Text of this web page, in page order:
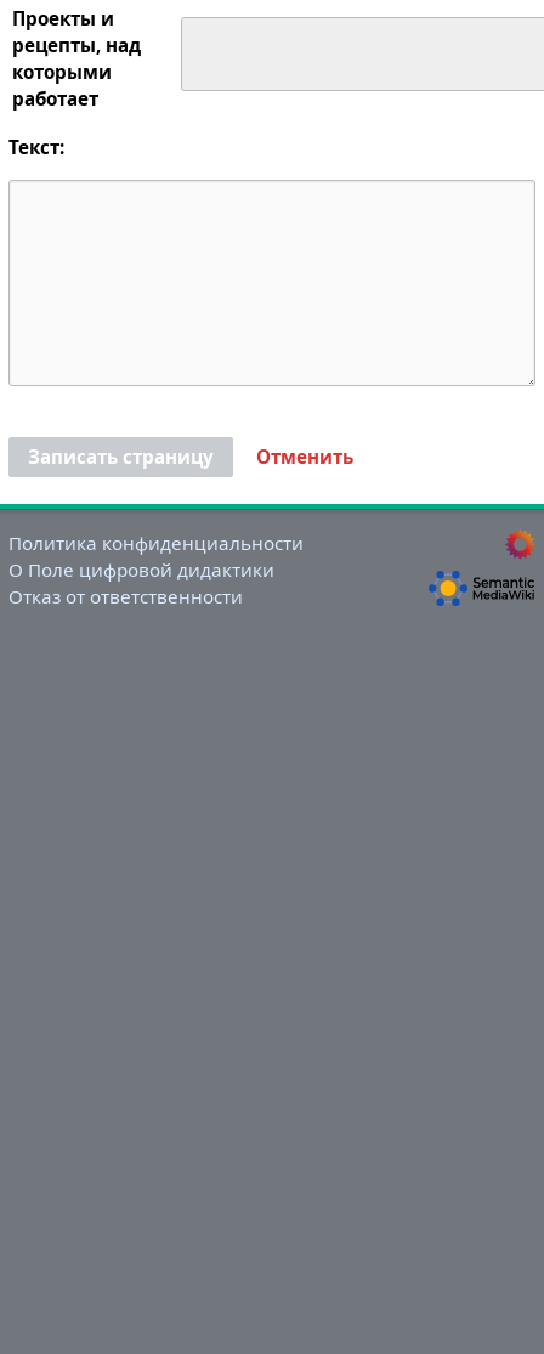
Проекты и
рецепты, над
которыми
работает
Текст:
Записать страницу Отменить
Политика конфиденциальности
О Поле цифровой дидактики
Отказ от ответственности